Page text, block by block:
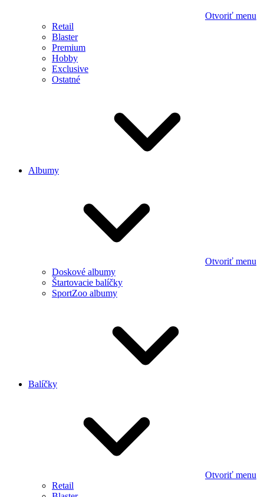
Otvoriť menu
Retail
Blaster
Premium
Hobby
Exclusive
Ostatné
Albumy
Otvoriť menu
Doskové albumy
Štartovacie balíčky
SportZoo albumy
Balíčky
Otvoriť menu
Retail